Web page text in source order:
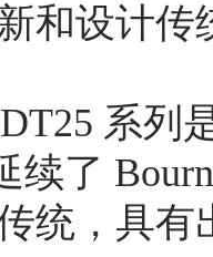
和设计
系
续了
统，具有